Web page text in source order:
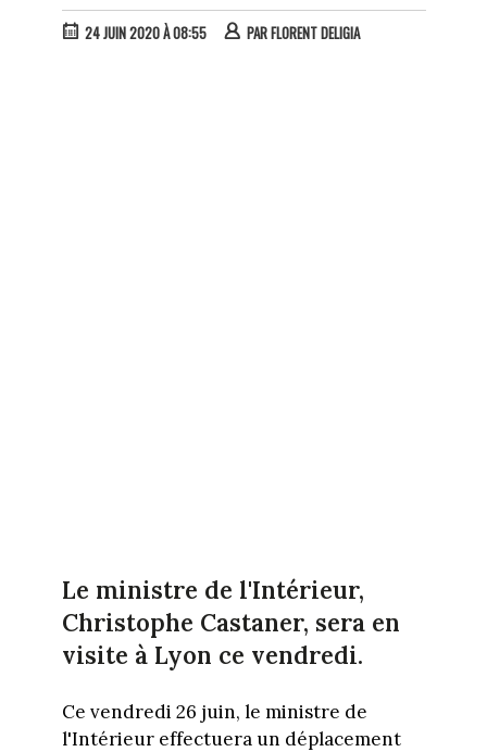
24 JUIN 2020 À 08:55 PARFLORENT DELIGIA
Le ministre de l'Intérieur,
Christophe Castaner, sera en
visite à Lyon ce vendredi.
Ce vendredi 26 juin, le ministre de
l'Intérieur effectuera un déplacement